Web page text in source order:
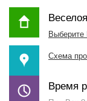
Схема
Время